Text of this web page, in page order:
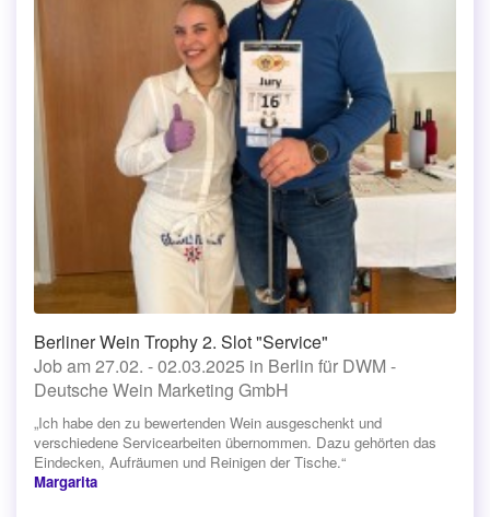
Berliner Wein Trophy 2. Slot "Service"
Job am 27.02. - 02.03.2025 in Berlin für DWM -
Deutsche Wein Marketing GmbH
„Ich habe den zu bewertenden Wein ausgeschenkt und
verschiedene Servicearbeiten übernommen. Dazu gehörten das
Eindecken, Aufräumen und Reinigen der Tische.“
Margarita